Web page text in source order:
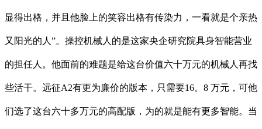
显得出格，并且他脸上的笑容出格有传染力，一看就是个亲热
又阳光的人”。操控机械人的是这家央企研究院具身智能营业
的担任人。他面前的难题是给这台价值六十万元的机械人再找
些活干。远征A2有更为廉价的版本，只需要16。8 万元，可他
们选了这台六十多万元的高配版，为的就是能有更多智能。当